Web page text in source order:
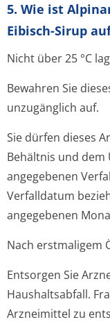
5. Wie ist
Eibisch-Sirup
Nicht über 25 °C
Bewahren Sie
unzugänglich auf.
Sie dürfen dieses
Behältnis und dem
angegebenen
Verfalldatum
angegebenen
Nach erstmaligem
Entsorgen Sie
Haushaltsabfall.
Arzneimittel zu